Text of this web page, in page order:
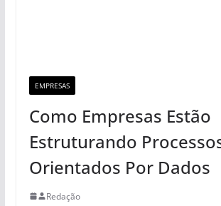
EMPRESAS
Como Empresas Estão
Estruturando
Orientados Por Dados
Redação